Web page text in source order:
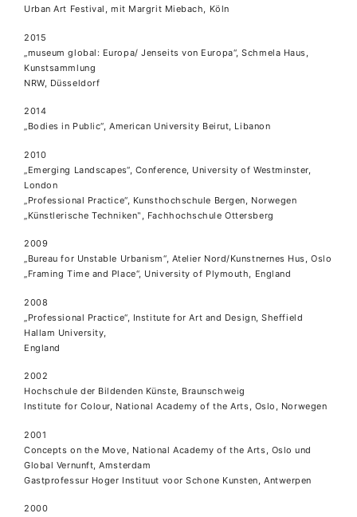
Urban Art Festival, mit Margrit Miebach, Köln
2015
„museum global: Europa/ Jenseits von Europa“, Schmela Haus,
Kunstsammlung
NRW, Düsseldorf
2014
„Bodies in Public“, American University Beirut, Libanon
2010
„Emerging Landscapes“, Conference, University of Westminster,
London
„Professional Practice“, Kunsthochschule Bergen, Norwegen
„Künstlerische Techniken‟, Fachhochschule Ottersberg
2009
„Bureau for Unstable Urbanism“, Atelier Nord/Kunstnernes Hus, Oslo
„Framing Time and Place“, University of Plymouth, England
2008
„Professional Practice“, Institute for Art and Design, Sheffield
Hallam University,
England
2002
Hochschule der Bildenden Künste, Braunschweig
Institute for Colour, National Academy of the Arts, Oslo, Norwegen
2001
Concepts on the Move, National Academy of the Arts, Oslo und
Global Vernunft, Amsterdam
Gastprofessur Hoger Instituut voor Schone Kunsten, Antwerpen
2000